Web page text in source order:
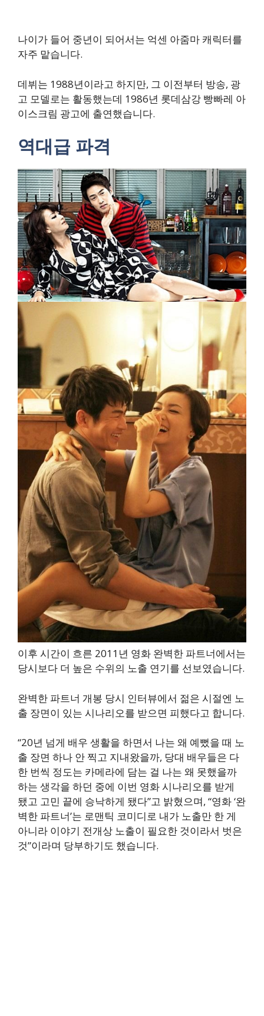
나이가 들어 중년이 되어서는 억센 아줌마 캐릭터를
자주 맡습니다.
데뷔는 1988년이라고 하지만, 그 이전부터 방송, 광
고 모델로는 활동했는데 1986년 롯데삼강 빵빠레 아
이스크림 광고에 출연했습니다.
역대급 파격
이후 시간이 흐른 2011년 영화 완벽한 파트너에서는
당시보다 더 높은 수위의 노출 연기를 선보였습니다.
완벽한 파트너 개봉 당시 인터뷰에서 젊은 시절엔 노
출 장면이 있는 시나리오를 받으면 피했다고 합니다.
“20년 넘게 배우 생활을 하면서 나는 왜 예뻤을 때 노
출 장면 하나 안 찍고 지내왔을까, 당대 배우들은 다
한 번씩 정도는 카메라에 담는 걸 나는 왜 못했을까
하는 생각을 하던 중에 이번 영화 시나리오를 받게
됐고 고민 끝에 승낙하게 됐다”고 밝혔으며, “영화 ‘완
벽한 파트너’는 로맨틱 코미디로 내가 노출만 한 게
아니라 이야기 전개상 노출이 필요한 것이라서 벗은
것”이라며 당부하기도 했습니다.